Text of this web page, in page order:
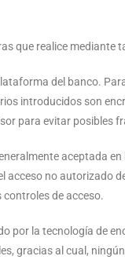
que realice
del banco.
introducidos son
para evitar posibles
aceptada
no autorizado
de acceso.
la tecnología de
gracias al cual,